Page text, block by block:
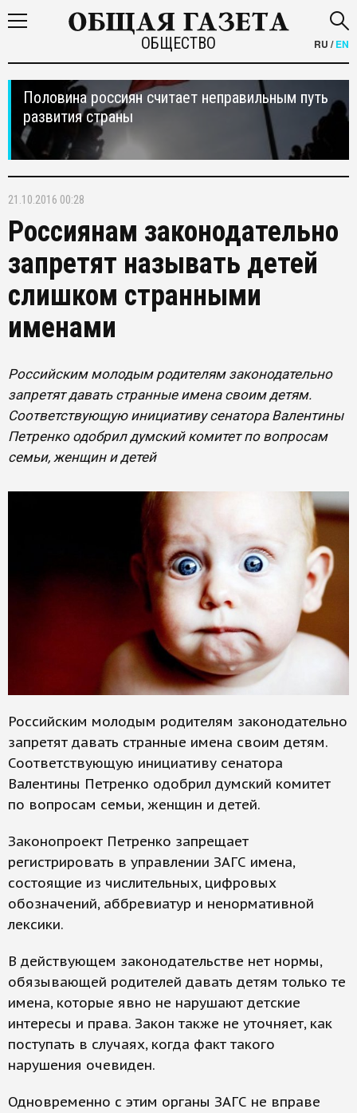
ОБЩЕСТВО RU /EN
Половина россиян считает неправильным путь
развития страны
21.10.2016 00:28
Россиянам законодательно
запретят называть детей
слишком странными
именами
Российским молодым родителям законодательно
запретят давать странные имена своим детям.
Соответствующую инициативу сенатора Валентины
Петренко одобрил думский комитет по вопросам
семьи, женщин и детей
Российским молодым родителям законодательно
запретят давать странные имена своим детям.
Соответствующую инициативу сенатора
Валентины Петренко одобрил думский комитет
по вопросам семьи, женщин и детей.
Законопроект Петренко запрещает
регистрировать в управлении ЗАГС имена,
состоящие из числительных, цифровых
обозначений, аббревиатур и ненормативной
лексики.
В действующем законодательстве нет нормы,
обязывающей родителей давать детям только те
имена, которые явно не нарушают детские
интересы и права. Закон также не уточняет, как
поступать в случаях, когда факт такого
нарушения очевиден.
Одновременно с этим органы ЗАГС не вправе